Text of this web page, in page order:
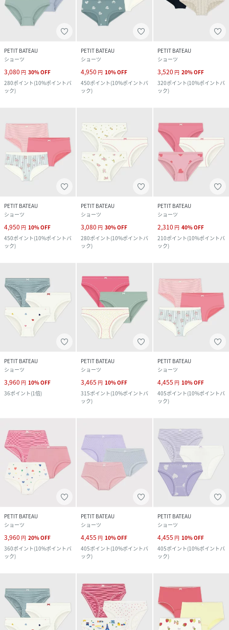
PETIT BATEAU
ショーツ
3,080 円 30%OFF
280ポイント(10%ポイントバ
ック)
PETIT BATEAU
ショーツ
4,950 円 10%OFF
450ポイント(10%ポイントバ
ック)
PETIT BATEAU
ショーツ
3,520 円 20%OFF
320ポイント(10%ポイントバ
ック)
PETIT BATEAU
ショーツ
4,950 円 10%OFF
450ポイント(10%ポイントバ
ック)
PETIT BATEAU
ショーツ
3,080 円 30%OFF
280ポイント(10%ポイントバ
ック)
PETIT BATEAU
ショーツ
2,310 円 40%OFF
210ポイント(10%ポイントバ
ック)
PETIT BATEAU
ショーツ
3,960 円 10%OFF
36ポイント(1倍)
PETIT BATEAU
ショーツ
3,465 円 10%OFF
315ポイント(10%ポイントバ
ック)
PETIT BATEAU
ショーツ
4,455 円 10%OFF
405ポイント(10%ポイントバ
ック)
PETIT BATEAU
ショーツ
3,960 円 20%OFF
360ポイント(10%ポイントバ
ック)
PETIT BATEAU
ショーツ
4,455 円 10%OFF
405ポイント(10%ポイントバ
ック)
PETIT BATEAU
ショーツ
4,455 円 10%OFF
405ポイント(10%ポイントバ
ック)